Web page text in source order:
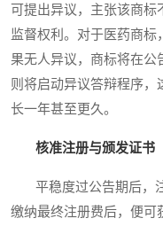
可提出异议，主张该商
监督权利。对于医药商标
果无人异议，商标将在公
则将启动异议答辩程序，
长一年甚至更久。
核准注册与颁发证书
平稳度过公告期后，注
缴纳最终注册费后，便可